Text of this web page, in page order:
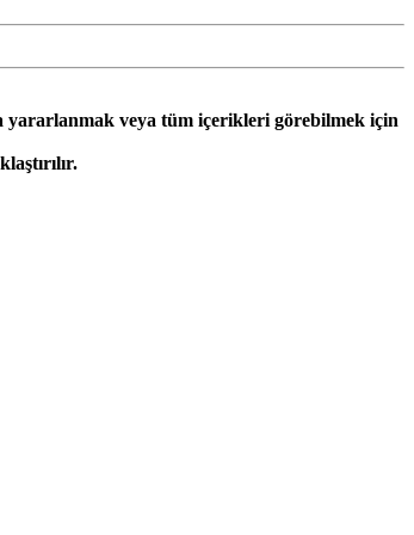
veya tüm içerikleri görebilmek için